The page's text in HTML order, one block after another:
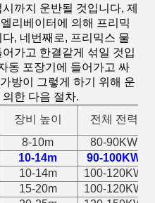
까지 운반될 것입니다, 제
리베이터에 의해 프리믹
, 네번째로, 프리믹스 물
가고 한결같게 섞일 것입
동 포장기에 들어가고 싸
방이 그렇게 하기 위해 운
한 다음 절차.
장비 높이 전체 전력
8-10m 80-90KW
10-14m 90-100KW
10-14m 100-120KW
15-20m 100-120KW